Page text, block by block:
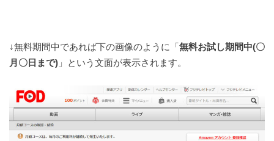
↓無料期間中であれば下の画像のように「無料お試し期間中(〇
月〇日まで) 」という文面が表示されます。